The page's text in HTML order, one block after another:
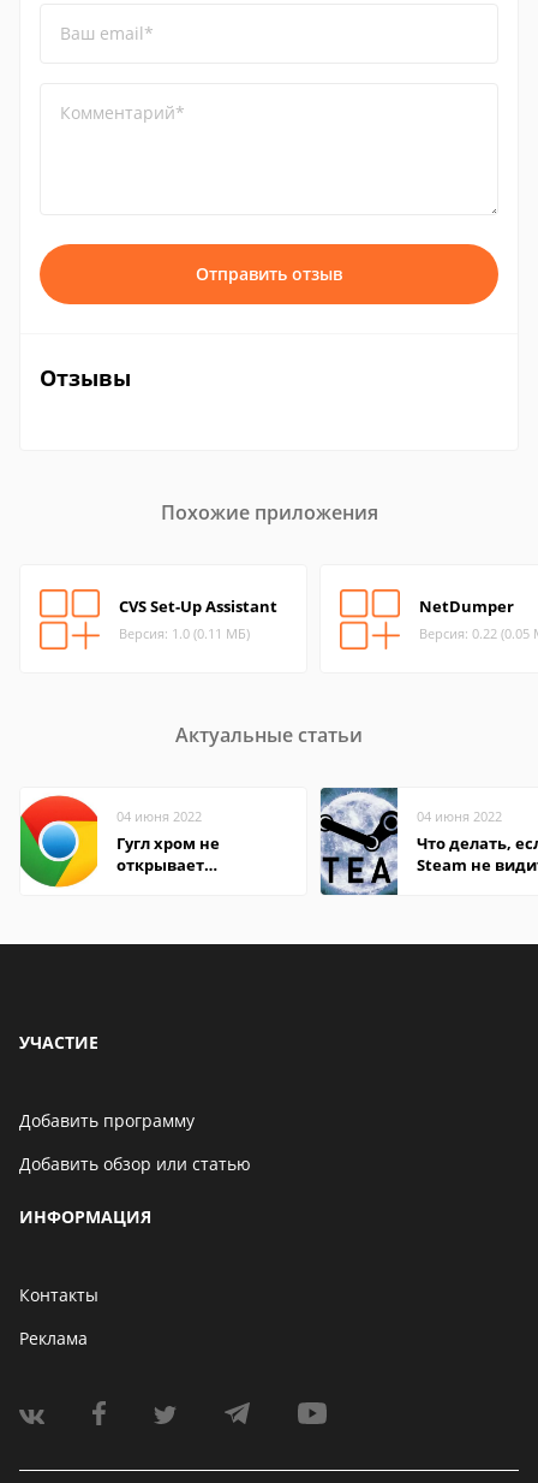
Ваш email*
Комментарий*
Отправить отзыв
Отзывы
Похожие приложения
CVS Set-Up Assistant
Версия: 1.0 (0.11 МБ)
NetDumper
Версия: 0.22 (0.05
Актуальные статьи
04 июня 2022
Гугл хром не
открывает
04 июня 2022
Что делать,
Steam не
УЧАСТИЕ
Добавить программу
Добавить обзор или статью
ИНФОРМАЦИЯ
Контакты
Реклама